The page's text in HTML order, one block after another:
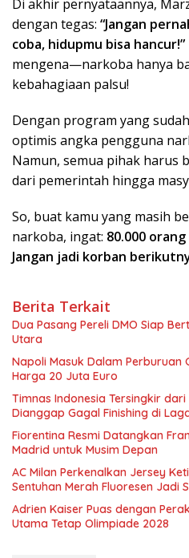
Di akhir pernyataannya,
dengan tegas: “Jangan
coba, hidupmu bisa hancur!”
mengena—narkoba hanya
kebahagiaan palsu!
Dengan program yang
optimis angka pengguna
Namun, semua pihak harus
dari pemerintah hingga
So, buat kamu yang masih
narkoba, ingat: 80.000
Jangan jadi korban
Berita Terkait
Dua Pasang Pereli DMO Siap
Utara
Napoli Masuk Dalam Perburuan
Harga 20 Juta Euro
Timnas Indonesia Tersingkir dari
Dianggap Gagal Finishing di
Fiorentina Resmi Datangkan
Madrid untuk Musim Depan
AC Milan Perkenalkan Jersey
Sentuhan Merah Fluoresen Jadi
Adrien Kaiser Puas dengan
Utama Tetap Olimpiade 2028